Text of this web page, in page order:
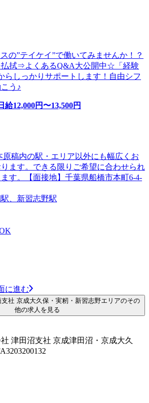
の”テイケイ”で働いてみませんか！？
払拭⇒よくあるQ&A大公開中☆「経験
しっかりサポートします！自由シフ
う♪
給12,000円〜13,500円
稿内の駅・エリア以外にも幅広くお
ます。できる限りご希望に合わせられ
す。【面接地】千葉県船橋市本町6-4-
、新習志野駅
に進む
社 京成大久保・実籾・新習志野エリアのその
他の求人を見る
津田沼支社 京成津田沼・京成大久